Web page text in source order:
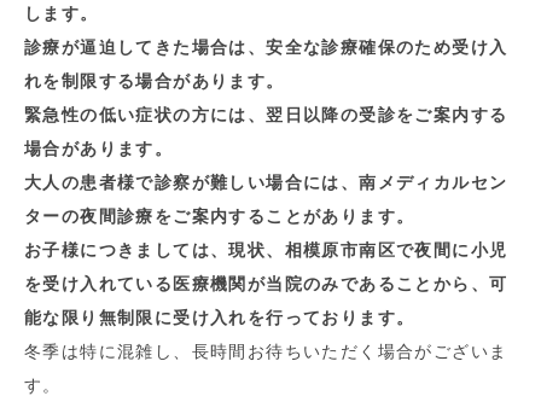
します。
診療が逼迫してきた場合は、安全な診療確保のため受け入
れを制限する場合があります。
緊急性の低い症状の方には、翌日以降の受診をご案内する
場合があります。
大人の患者様で診察が難しい場合には、南メディカルセン
ターの夜間診療をご案内することがあります。
お子様につきましては、現状、相模原市南区で夜間に小児
を受け入れている医療機関が当院のみであることから、可
能な限り無制限に受け入れを行っております。
冬季は特に混雑し、長時間お待ちいただく場合がございま
す。